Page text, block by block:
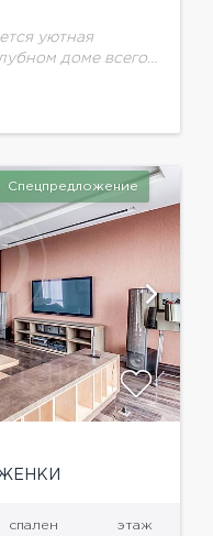
уютная
доме всего
Выполнена
Спецпредложение
спален этаж